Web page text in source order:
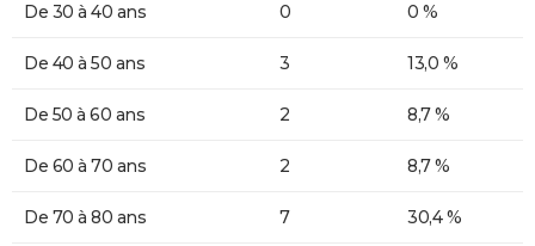
De 30 à 40 ans 0 0 %
De 40 à 50 ans 3 13,0 %
De 50 à 60 ans 2 8,7 %
De 60 à 70 ans 2 8,7 %
De 70 à 80 ans 7 30,4 %